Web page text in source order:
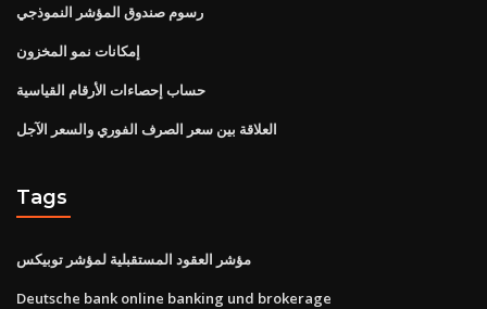
رسوم صندوق المؤشر النموذجي
إمكانات نمو المخزون
حساب إحصاءات الأرقام القياسية
العلاقة بين سعر الصرف الفوري والسعر الآجل
Tags
مؤشر العقود المستقبلية لمؤشر توبيكس
Deutsche bank online banking und brokerage